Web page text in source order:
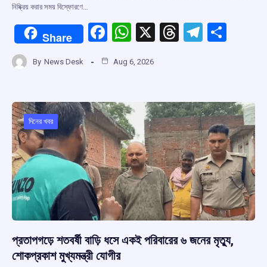
নিষ্ক্রিয় করার সময় বিস্ফোরণে…
Share
F
ce
o
o
k
W
at
A
p
p
X
T
d
s
T
a
m
By News Desk Aug 6, 2026
দিনের খবর
প্রতাপগড়ে শতবর্ষী বাড়ি ধসে একই পরিবারের ৬ জনের মৃত্যু,
শোকপ্রকাশ মুখ্যমন্ত্রী যোগীর